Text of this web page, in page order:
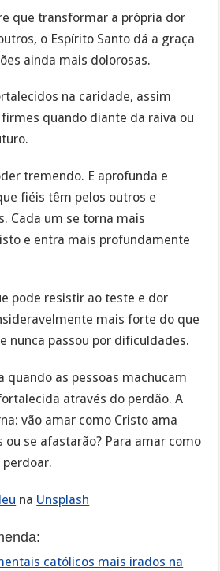
que transformar a própria dor
o Espírito Santo dá a graça
ainda mais dolorosas.
na caridade, assim
quando diante da raiva ou
tremendo. E aprofunda e
fiéis têm pelos outros e
Cada um se torna mais
e entra mais profundamente
pode resistir ao teste e dor
mais forte do que
nunca passou por dificuldades.
quando as pessoas machucam
através do perdão. A
vão amar como Cristo ama
se afastarão? Para amar como
perdoar.
na Unsplash
católicos mais irados na